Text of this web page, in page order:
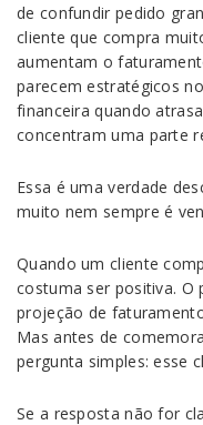
de confundir pedido
cliente que compra
aumentam o
parecem estratégicos
financeira quando
concentram uma parte
Essa é uma verdade
muito nem sempre é
Quando um cliente
costuma ser positiva. O
projeção de
Mas antes de
pergunta simples: esse
Se a resposta não for